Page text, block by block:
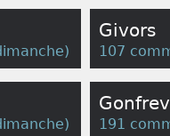
)
Givors
107
) 191